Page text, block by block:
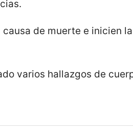
de muerte e inicien
varios hallazgos de